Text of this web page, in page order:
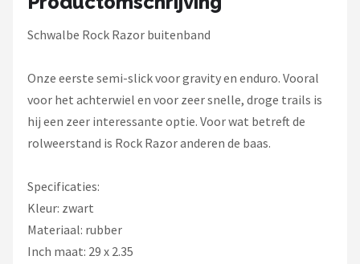
Schwalbe Rock Razor buitenband
Onze eerste semi-slick voor gravity en enduro. Vooral
voor het achterwiel en voor zeer snelle, droge trails is
hij een zeer interessante optie. Voor wat betreft de
rolweerstand is Rock Razor anderen de baas.
Specificaties:
Kleur: zwart
Materiaal: rubber
Inch maat: 29 x 2.35